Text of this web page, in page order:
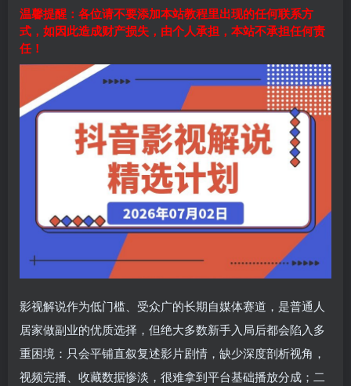
温馨提醒：各位请不要添加本站教程里出现的任何联系方
式，如因此造成财产损失，由个人承担，本站不承担任何责
任！
影视解说作为低门槛、受众广的长期自媒体赛道，是普通人
居家做副业的优质选择，但绝大多数新手入局后都会陷入多
重困境：只会平铺直叙复述影片剧情，缺少深度剖析视角，
视频完播、收藏数据惨淡，很难拿到平台基础播放分成；二